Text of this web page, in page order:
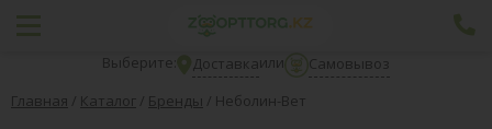
Выберите: Доставкаили
Самовывоз
Главная / Каталог / Бренды / Неболин-Вет